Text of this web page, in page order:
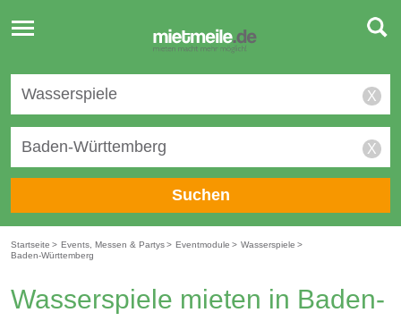
Toggle
navigation
X
X
Suchen
Startseite > Events, Messen & Partys> Eventmodule > Wasserspiele >
Baden-Württemberg
Wasserspiele mieten in Baden-